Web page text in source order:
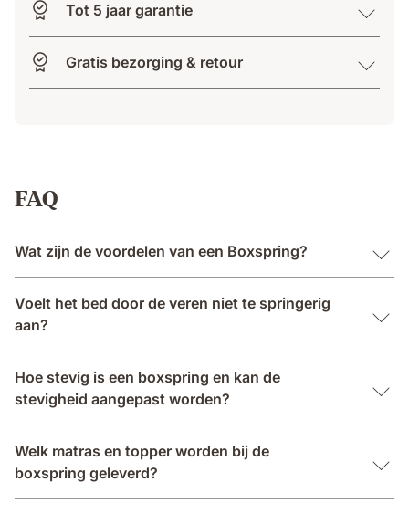
Tot 5 jaar garantie
Gratis bezorging & retour
FAQ
Wat zijn de voordelen van een Boxspring?
Voelt het bed door de veren niet te springerig
aan?
Hoe stevig is een boxspring en kan de
stevigheid aangepast worden?
Welk matras en topper worden bij de
boxspring geleverd?